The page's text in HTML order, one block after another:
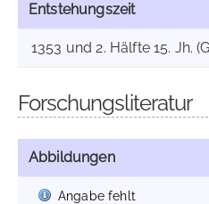
Entstehungszeit
1353 und 2. Hälfte 15. Jh.
Forschungsliteratur
Abbildungen
Angabe fehlt